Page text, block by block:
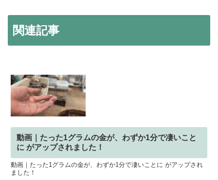
関連記事
動画｜たった1グラムの金が、わずか1分で凄いこと
に がアップされました！
動画｜たった1グラムの金が、わずか1分で凄いことに がアップされ
ました！